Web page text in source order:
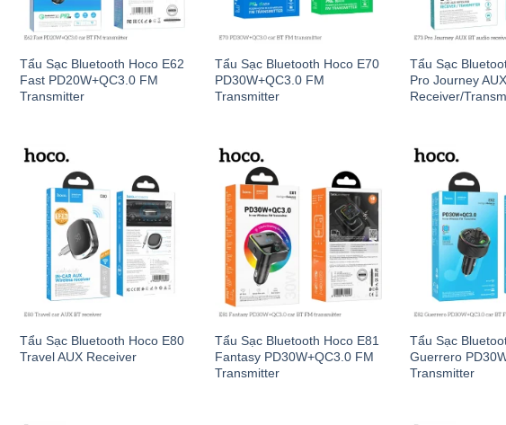
Tẩu Sạc Bluetooth Hoco E62
Fast PD20W+QC3.0 FM
Transmitter
Tẩu Sạc Bluetooth Hoco E70
PD30W+QC3.0 FM
Transmitter
Tẩu Sạc
Pro Journey AUX
Receiver/
Tẩu Sạc Bluetooth Hoco E80
Travel AUX Receiver
Tẩu Sạc Bluetooth Hoco E81
Fantasy PD30W+QC3.0 FM
Transmitter
Tẩu Sạc
Guerrero
Transmitter